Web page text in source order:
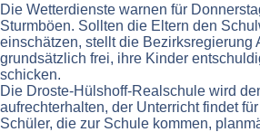
Die Wetterdienste warnen für
Sturmböen. Sollten die Eltern den
einschätzen, stellt die Bezirksregierung
grundsätzlich frei, ihre Kinder
schicken.
Die Droste-Hülshoff-Realschule wird
aufrechterhalten, der Unterricht findet
Schüler, die zur Schule kommen,